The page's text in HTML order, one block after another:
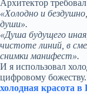
Архитектор
«Холодно и
души».
«Душа будущего
чистоте линий, в
снимки манифест».
И я использовал
цифровому божеству.
холодная красота в